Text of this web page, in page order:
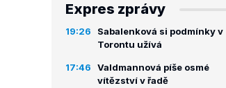
Expres zprávy
19:26
Sabalenková si podmínky v
Torontu užívá
17:46
Valdmannová píše osmé
vítězství v řadě